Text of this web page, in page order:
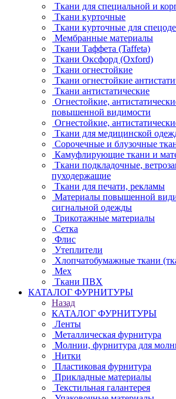
Ткани для специальной и
Ткани курточные
Ткани курточные для
Мембранные материалы
Ткани Таффета (Taffeta)
Ткани Оксфорд (Oxford)
Ткани огнестойкие
Ткани огнестойкие
Ткани антистатические
Огнестойкие,
повышенной видимости
Огнестойкие,
Ткани для медицинской
Сорочечные и блузочные
Камуфлирующие ткани и
Ткани подкладочные,
пуходержащие
Ткани для печати, рекламы
Материалы повышенной
сигнальной одежды
Трикотажные материалы
Сетка
Флис
Утеплители
Хлопчатобумажные ткани
Мех
Ткани ПВХ
КАТАЛОГ ФУРНИТУРЫ
Назад
КАТАЛОГ ФУРНИТУРЫ
Ленты
Металлическая фурнитура
Молнии, фурнитура для
Нитки
Пластиковая фурнитура
Прикладные материалы
Текстильная галантерея